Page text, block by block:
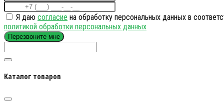
Я даю согласие на обработку персональных данных в
политикой обработки персональных данных
Перезвоните мне
Каталог товаров